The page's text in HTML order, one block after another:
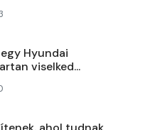
Hyundai
viselked...